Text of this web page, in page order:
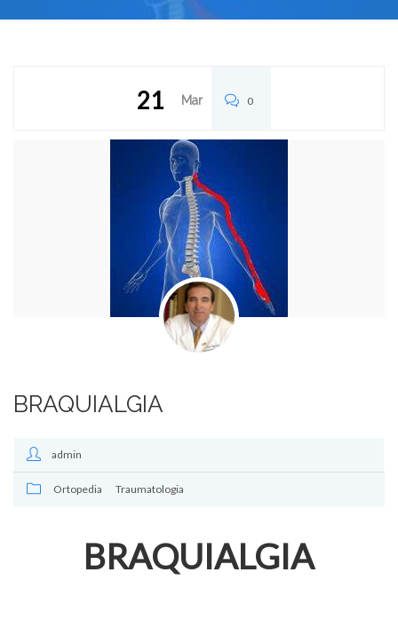
21 Mar 0
BRAQUIALGIA
admin
Ortopedia Traumatologia
BRAQUIALGIA